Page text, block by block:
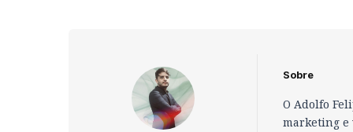
Sobre
O Adolfo
marketing e